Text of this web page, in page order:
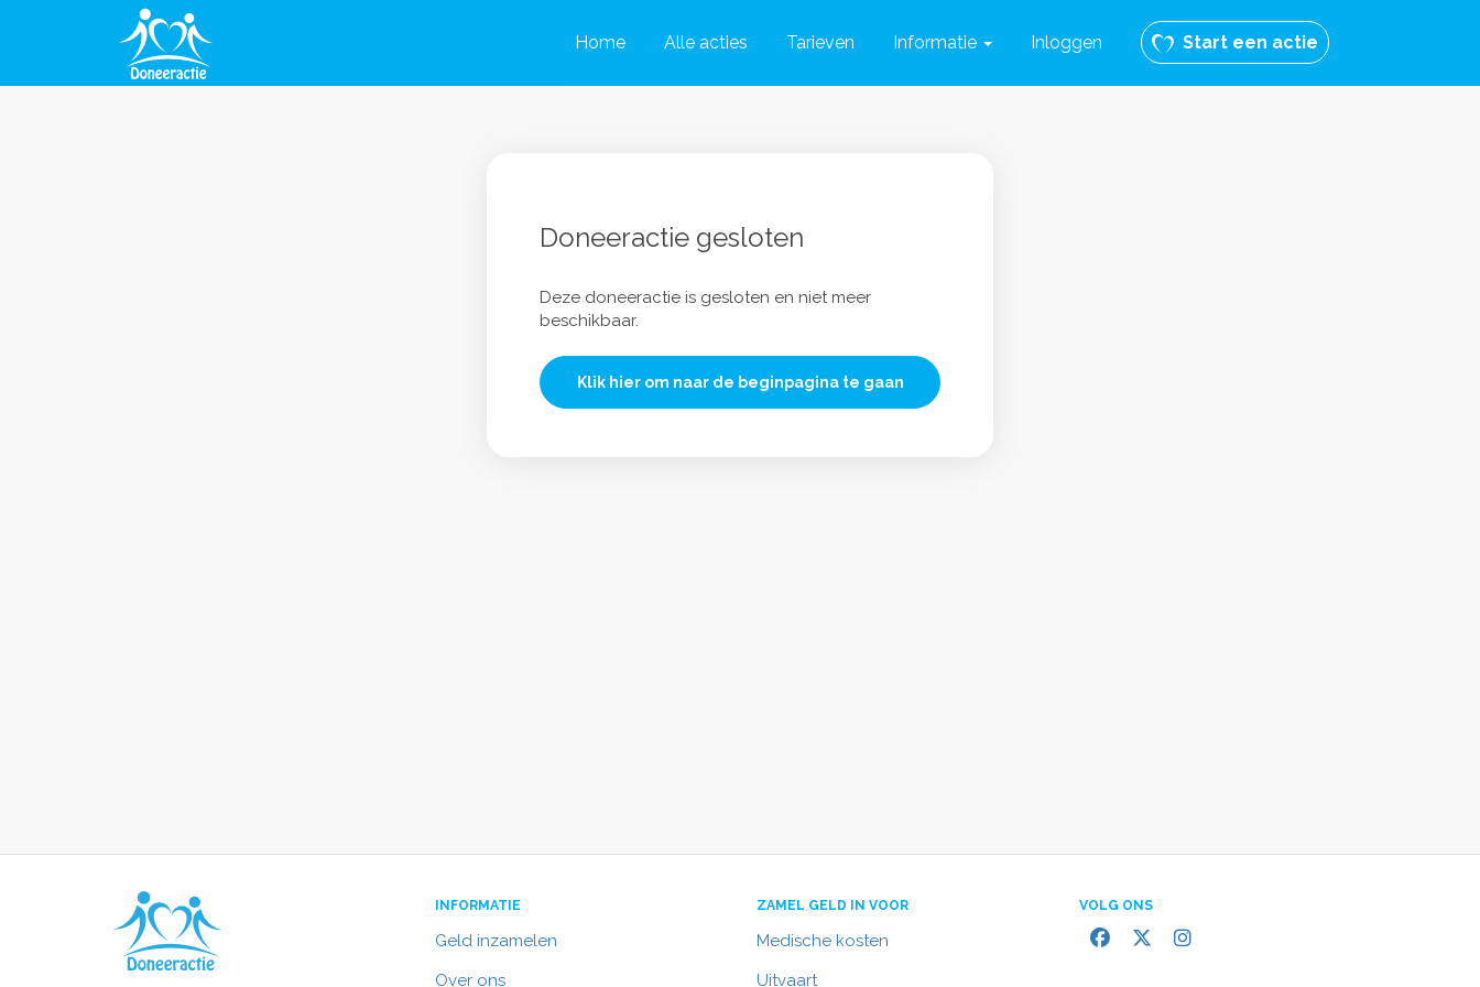
Home Alle acties Tarieven Informatie Inloggen Start een actie
Doneeractie gesloten
Deze doneeractie is gesloten en niet meer
beschikbaar.
Klik hier om naar de beginpagina te gaan
INFORMATIE
Geld inzamelen
Over ons
ZAMEL GELD IN VOOR
Medische kosten
Uitvaart
VOLG ONS